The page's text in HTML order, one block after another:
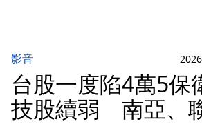
影音
台股一度陷4萬5保
技股續弱 南亞、